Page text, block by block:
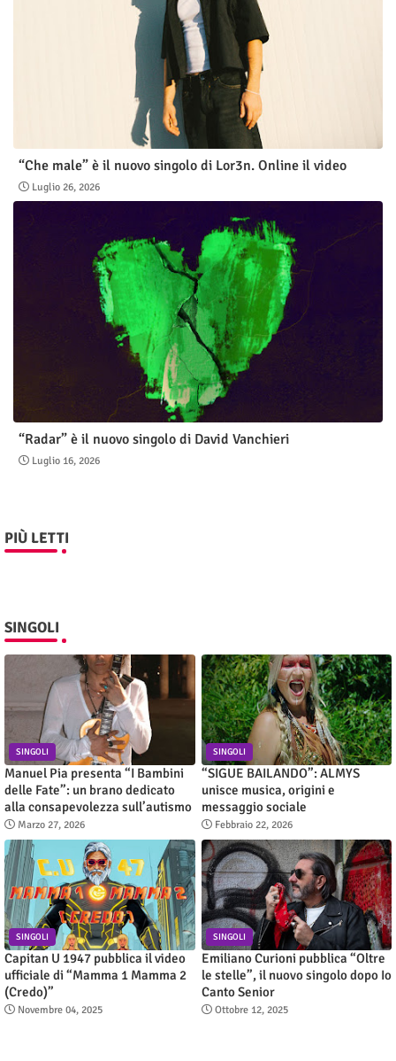
“Che male” è il nuovo singolo di Lor3n. Online il video
Luglio 26, 2026
“Radar” è il nuovo singolo di David Vanchieri
Luglio 16, 2026
PIÙ LETTI
SINGOLI
SINGOLI
Manuel Pia presenta “I Bambini
delle Fate”: un brano dedicato
alla consapevolezza sull’autismo
Marzo 27, 2026
SINGOLI
“SIGUE BAILANDO”: ALMYS
unisce musica, origini e
messaggio sociale
Febbraio 22, 2026
SINGOLI
Capitan U 1947 pubblica il video
ufficiale di “Mamma 1 Mamma 2
(Credo)”
Novembre 04, 2025
SINGOLI
Emiliano Curioni pubblica “Oltre
le stelle”, il nuovo singolo dopo Io
Canto Senior
Ottobre 12, 2025